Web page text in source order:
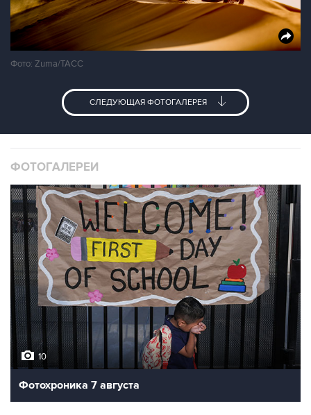
Фото: Zuma/ТАСС
СЛЕДУЮЩАЯ ФОТОГАЛЕРЕЯ
ФОТОГАЛЕРЕИ
10
Фотохроника 7 августа